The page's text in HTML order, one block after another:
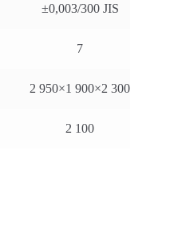
±0,003/300 JIS
7
2 950×1 900×2 300
2 100